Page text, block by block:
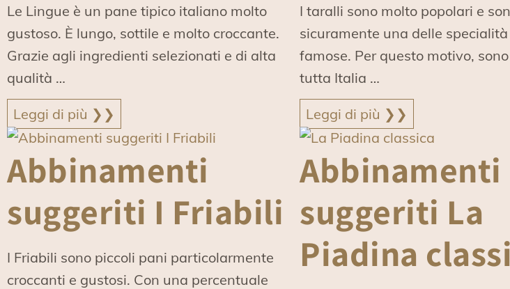
Le Lingue è un pane tipico italiano molto
gustoso. È lungo, sottile e molto croccante.
Grazie agli ingredienti selezionati e di alta
qualità …
Leggi di più ❯❯
I taralli sono molto popolari e
sicuramente una delle
famose. Per questo motivo,
tutta Italia …
Leggi di più ❯❯
Abbinamenti
suggeriti I Friabili
I Friabili sono piccoli pani particolarmente
croccanti e gustosi. Con una percentuale
Abbinamenti
suggeriti La
Piadina